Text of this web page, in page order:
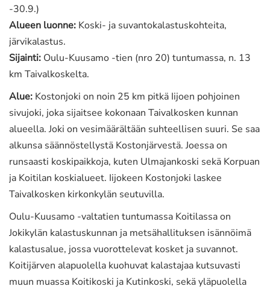
-30.9.)
Alueen luonne: Koski- ja suvantokalastuskohteita,
järvikalastus.
Sijainti: Oulu-Kuusamo -tien (nro 20) tuntumassa, n. 13
km Taivalkoskelta.
Alue: Kostonjoki on noin 25 km pitkä Iijoen pohjoinen
sivujoki, joka sijaitsee kokonaan Taivalkosken kunnan
alueella. Joki on vesimäärältään suhteellisen suuri. Se saa
alkunsa säännöstellystä Kostonjärvestä. Joessa on
runsaasti koskipaikkoja, kuten Ulmajankoski sekä Korpuan
ja Koitilan koskialueet. Iijokeen Kostonjoki laskee
Taivalkosken kirkonkylän seutuvilla.
Oulu-Kuusamo -valtatien tuntumassa Koitilassa on
Jokikylän kalastuskunnan ja metsähallituksen isännöimä
kalastusalue, jossa vuorottelevat kosket ja suvannot.
Koitijärven alapuolella kuohuvat kalastajaa kutsuvasti
muun muassa Koitikoski ja Kutinkoski, sekä yläpuolella